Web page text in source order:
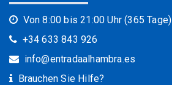
Von 8:00 bis 21:00 Uhr (365 Tage)
+34 633 843 926
info@entradaalhambra.es
Brauchen Sie Hilfe?